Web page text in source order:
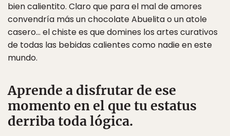
bien calientito. Claro que para el mal de amores
convendría más un chocolate Abuelita o un atole
casero… el chiste es que domines los artes curativos
de todas las bebidas calientes como nadie en este
mundo.
Aprende a disfrutar de ese
momento en el que tu estatus
derriba toda lógica.